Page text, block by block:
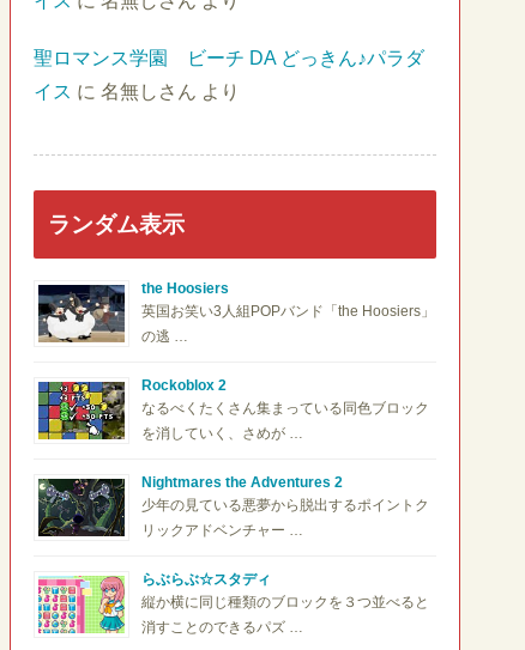
聖ロマンス学園 ビーチ DA どっきん♪パラダ
イス に 名無しさん より
ランダム表示
the Hoosiers
英国お笑い3人組POPバンド「the Hoosiers」
の逃 …
Rockoblox 2
なるべくたくさん集まっている同色ブロック
を消していく、さめが …
Nightmares the Adventures 2
少年の見ている悪夢から脱出するポイントク
リックアドベンチャー …
らぶらぶ☆スタディ
縦か横に同じ種類のブロックを３つ並べると
消すことのできるパズ …